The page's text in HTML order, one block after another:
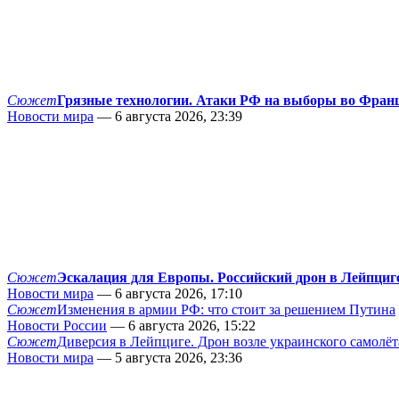
СюжетГрязные технологии. Атаки РФ на выборы во
Новости мира — 6 августа 2026, 23:39
СюжетЭскалация для Европы. Российский дрон в
Новости мира — 6 августа 2026, 17:10
СюжетИзменения в армии РФ: что стоит за решением Путина
Новости России — 6 августа 2026, 15:22
СюжетДиверсия в Лейпциге. Дрон возле украинского
Новости мира — 5 августа 2026, 23:36